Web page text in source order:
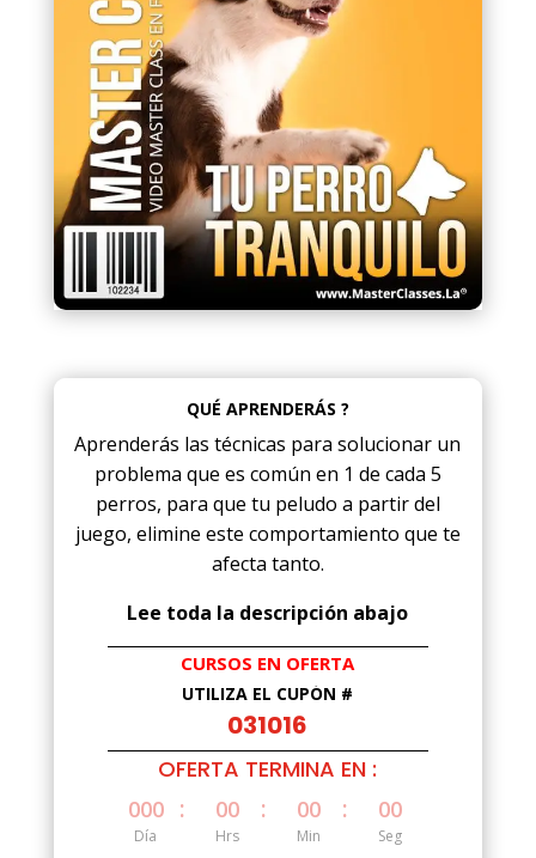
cliente
QUÉ APRENDERÁS ?
Aprenderás las técnicas para solucionar un
problema que es común en 1 de cada 5
perros, para que tu peludo a partir del
juego, elimine este comportamiento que te
afecta tanto.
Lee toda la descripción abajo
CURSOS EN OFERTA
UTILIZA EL CUPÓN #
031016
OFERTA TERMINA EN :
000
Día
: 00
Hrs
: 00
Min
: 00
Seg